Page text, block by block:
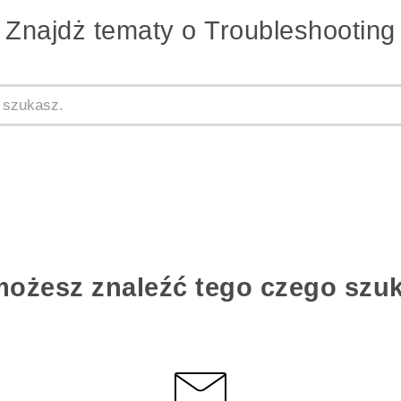
Znajdż tematy o Troubleshooting
znaleźć tego czego